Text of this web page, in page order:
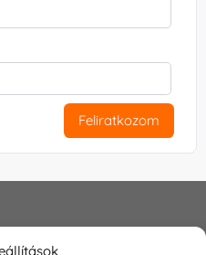
Feliratkozom